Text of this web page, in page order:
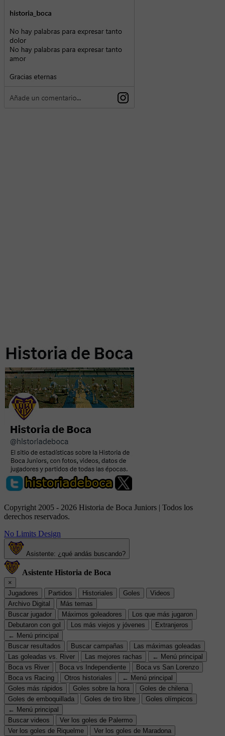
Copyright 2005 - 2026 Historia de Boca Juniors | Todos los
derechos reservados.
No Limits Design
Asistente: ¿qué andás buscando?
Asistente Historia de Boca
×
Jugadores
Partidos Historiales Goles
Videos
Archivo Digital
Más temas
Buscar jugador
Máximos goleadores
Los que más jugaron
Debutaron con gol
Los más viejos y jóvenes
Extranjeros
← Menú principal
Buscar resultados
Buscar campañas
Las máximas goleadas
Las goleadas vs. River
Las mejores rachas
← Menú principal
Boca vs River
Boca vs Independiente
Boca vs San Lorenzo
Boca vs Racing
Otros historiales
← Menú principal
Goles más rápidos
Goles sobre la hora
Goles de chilena
Goles de emboquillada
Goles de tiro libre
Goles olímpicos
← Menú principal
Buscar videos
Ver los goles de Palermo
Ver los goles de Riquelme
Ver los goles de Maradona